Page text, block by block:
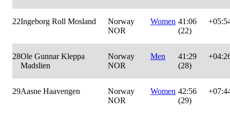
22Ingeborg Roll Mosland
Norway
NOR
Women 41:06
(22)
28Ole Gunnar Kleppa
Madslien
Norway
NOR
Men
41:29
(28)
29Aasne Haavengen
Norway
NOR
Women 42:56
(29)